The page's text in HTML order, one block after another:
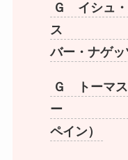
Ｇ イシュ・
ス
バー・ナゲッ
Ｇ トーマス
ー ⇒バ
ペイン）